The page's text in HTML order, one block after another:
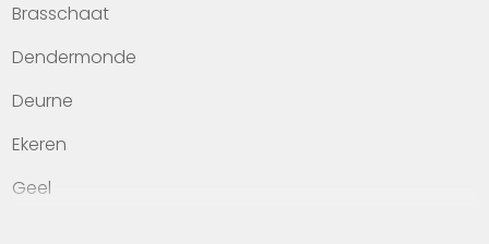
Veelgestelde vragen
Werken bij Heylen Vastgoed
Contact
Brasschaat
Dendermonde
Deurne
Ekeren
Geel